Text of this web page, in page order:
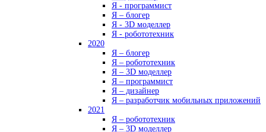
Я - программист
Я – блогер
Я - 3D моделлер
Я - робототехник
2020
Я – блогер
Я – робототехник
Я – 3D моделлер
Я – программист
Я – дизайнер
Я – разработчик мобильных приложений
2021
Я – робототехник
Я – 3D моделлер